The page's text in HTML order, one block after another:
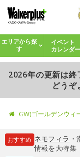
エリアから探
す
イベント
カレンダー
2026年の更新は終
どうぞ
GW(ゴールデンウィ
おすすめ ネモフィラ ・
情報を大特集